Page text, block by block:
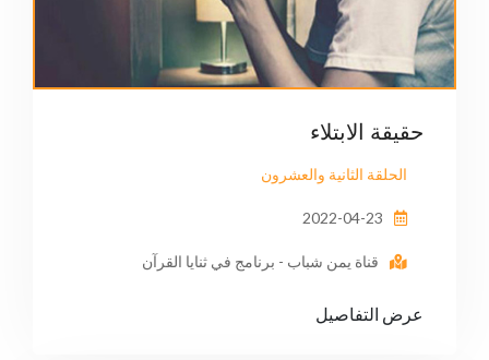
حقيقة الابتلاء
الحلقة الثانية والعشرون
قناة يمن شباب - برنامج في ثنايا القرآن
عرض التفاصيل